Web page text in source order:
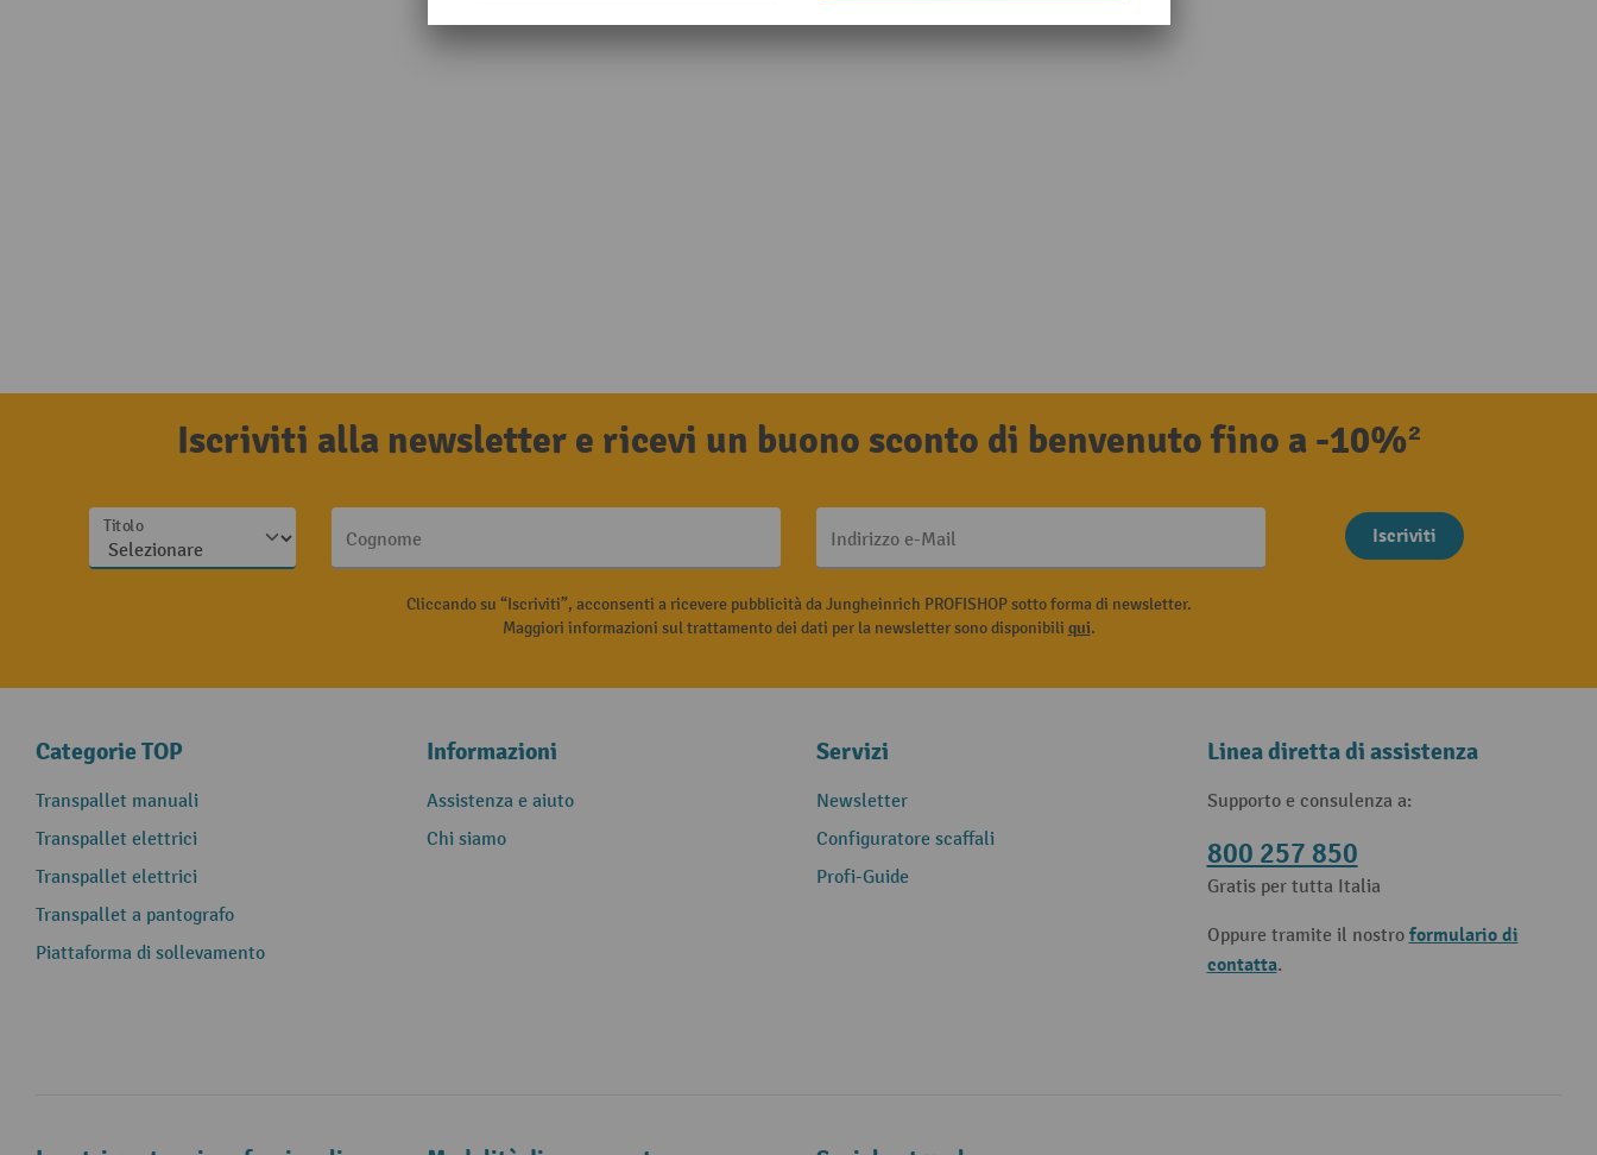
Iscriviti alla newsletter e ricevi un buono sconto di benvenuto fino a -10%²
Titolo
Cognome Indirizzo e-Mail Iscriviti
Cliccando su “Iscriviti”, acconsenti a ricevere pubblicità da Jungheinrich PROFISHOP sotto forma di newsletter.
Maggiori informazioni sul trattamento dei dati per la newsletter sono disponibili qui.
Categorie TOP
Transpallet manuali
Transpallet elettrici
Transpallet elettrici
Transpallet a pantografo
Piattaforma di sollevamento
Informazioni
Assistenza e aiuto
Chi siamo
Servizi
Newsletter
Configuratore scaffali
Profi-Guide
Linea diretta di assistenza
Supporto e consulenza a:
800 257 850
Gratis per tutta Italia
Oppure tramite il nostro formulario di
contatta.